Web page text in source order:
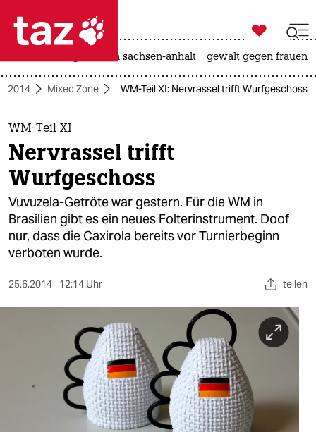
 taz zahl ich
taz zahl ich
themen
politik
öko
gesellschaft
kultur
sport
wahrheit

taz zahl ich
landtagswahl in sachsen-anhalt gewalt gegen frauen
2014 Mixed Zone WM-Teil XI: Nervrassel trifft Wurfgeschoss
WM-Teil XI
Nervrassel trifft
Wurfgeschoss
Vuvuzela-Getröte war gestern. Für die WM in
Brasilien gibt es ein neues Folterinstrument. Doof
nur, dass die Caxirola bereits vor Turnierbeginn
verboten wurde.
25.6.2014 12:14 Uhr teilen